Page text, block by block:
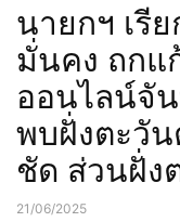
นายกฯ เรี
มั่นคง ถก
ออนไลน์จั
พบฝั่งตะวั
ชัด ส่วนฝั่
21/06/2025